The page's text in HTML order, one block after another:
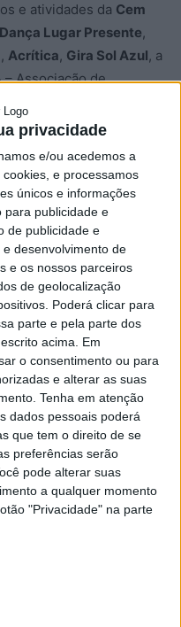
privacidade
e/ou acedemos a
e processamos
únicos e informações
para publicidade e
de publicidade e
desenvolvimento de
e os nossos parceiros
de geolocalização
Poderá clicar para
parte e pela parte dos
acima. Em
o consentimento ou para
e alterar as suas
Tenha em atenção
dados pessoais poderá
que tem o direito de se
preferências serão
pode alterar suas
a qualquer momento
"Privacidade" na parte
e atividades da Cem
Lugar Presente,
Acrítica, Gira Sol Azul, a
– Associação de
de Viseu, vão
de artes
contemporâneo,
da leitura e promoção
autarquia de Viseu
de meio milhão de
no concelho, casos do
Jardins Efémeros,
Que Jazz é Este? e
este ano uma
de 1,2 milhões para
de apoio à